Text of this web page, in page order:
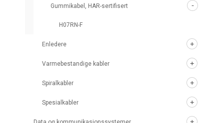
Gummikabel, HAR-sertifisert
H07RN-F
Enledere
Varmebestandige kabler
Spiralkabler
Spesialkabler